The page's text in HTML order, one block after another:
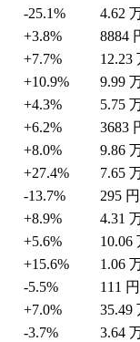
-25.1% 4.62
+3.8% 8884
+7.7% 12.23
+10.9% 9.99
+4.3% 5.75
+6.2% 3683
+8.0% 9.86
+27.4% 7.65
-13.7% 295
+8.9% 4.31
+5.6% 10.06
+15.6% 1.06
-5.5% 111
+7.0% 35.49
-3.7% 3.64